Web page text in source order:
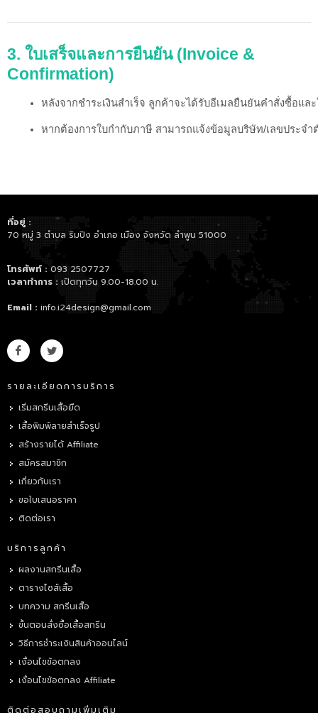
3. ใบเสร็จและการยืนยัน (Invoice &
Confirmation)
หลังจากชำระเงินสำเร็จ ลูกค้าจะได้รับอีเมลยืนยันคำสั่งซื้อแล
หากต้องการใบกำกับภาษี สามารถแจ้งข้อมูลบริษัท/เลขประจ
ที่อยู่ :
70 หมู่ 3 ตำบล ริมปิง อำเภอ เมือง จังหวัด ลำพูน 51000
โทรศัพท์ : 093 2507727
เวลาทำการ : เปิดทุกวัน 9.00-18.00 น.
Email : info.i24design@gmail.com
รายละเอียดการบริการ
เริ่มสกรีนเสื้อยืด
เสื้อพิมพ์ลายสำเร็จรูป
สร้างรายได้ Affiliate
สมัครสมาชิก
เกี่ยวกับเรา
ขอใบเสนอราคา
ติดต่อเรา
บริการลูกค้า
ผลงานสกรีนเสื้อ
ตารางไซส์เสื้อ
บทความ สกรีนเสื้อ
ขั้นตอนสั่งซื้อเสื้อสกรีน
วิธีการชำระเงินสินค้าออนไลน์
เงื่อนไขข้อตกลง
เงื่อนไขข้อตกลง Affiliate
ติดต่อสอบถามเพิ่มเติม